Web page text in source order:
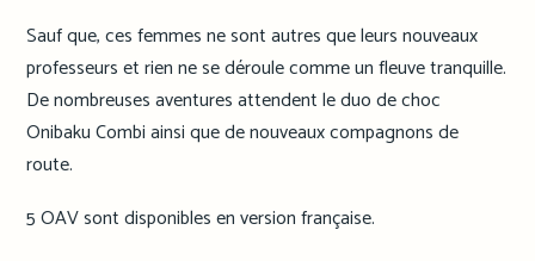
Sauf que, ces femmes ne sont autres que leurs nouveaux
professeurs et rien ne se déroule comme un fleuve tranquille.
De nombreuses aventures attendent le duo de choc
Onibaku Combi ainsi que de nouveaux compagnons de
route.
5 OAV sont disponibles en version française.